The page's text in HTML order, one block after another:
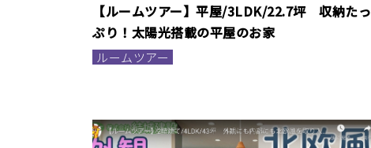
【ルームツアー】平屋/3LDK/22.7坪 収納たっ
ぷり！太陽光搭載の平屋のお家
ルームツアー